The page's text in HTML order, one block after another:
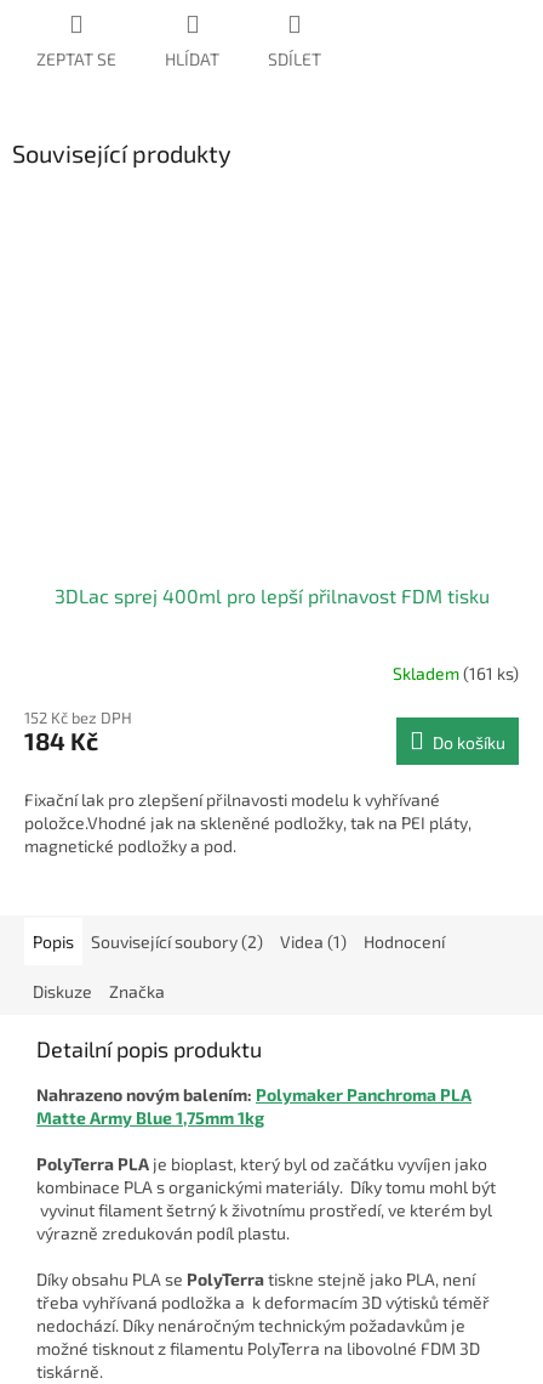
ZEPTAT SE HLÍDAT SDÍLET
Související produkty
3DLac sprej 400ml pro lepší přilnavost FDM tisku
produktu
je
z
hvězdiček.
Skladem(161 ks)
152 Kč bez DPH
184 Kč Do košíku
Fixační lak pro zlepšení přilnavosti modelu k vyhřívané
položce.Vhodné jak na skleněné podložky, tak na PEI pláty,
magnetické podložky a pod.
Popis Související soubory (2) Videa (1) Hodnocení
Diskuze Značka
Detailní popis produktu
Nahrazeno novým balením: Polymaker Panchroma PLA
Matte Army Blue 1,75mm 1kg
PolyTerra PLA je bioplast, který byl od začátku vyvíjen jako
kombinace PLA s organickými materiály. Díky tomu mohl být
vyvinut filament šetrný k životnímu prostředí, ve kterém byl
výrazně zredukován podíl plastu.
Díky obsahu PLA se PolyTerratiskne stejně jako PLA, není
třeba vyhřívaná podložka a k deformacím 3D výtisků téměř
nedochází. Díky nenáročným technickým požadavkům je
možné tisknout z filamentu PolyTerra na libovolné FDM 3D
tiskárně.